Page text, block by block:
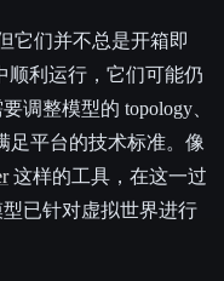
它们并不总是开箱即
顺利运行，它们可能仍
调整模型的 topology、
足平台的技术标准。像
这样的工具，在这一过
已针对虚拟世界进行